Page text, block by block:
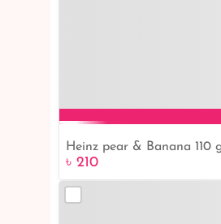
Heinz pear & Banana 110
৳ 210